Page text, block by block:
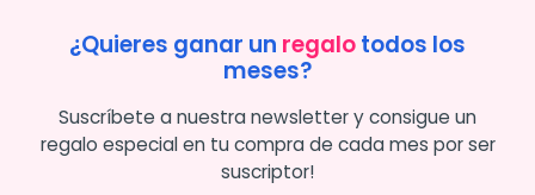
¿Quieres ganar un regalotodos los
meses?
Suscríbete a nuestra newsletter y consigue un
regalo especial en tu compra de cada mes por ser
suscriptor!